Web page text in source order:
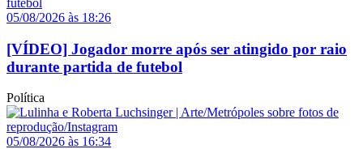
05/08/2026 às 18:26
[VÍDEO] Jogador morre após ser atingido por raio
durante partida de futebol
Política
05/08/2026 às 16:34